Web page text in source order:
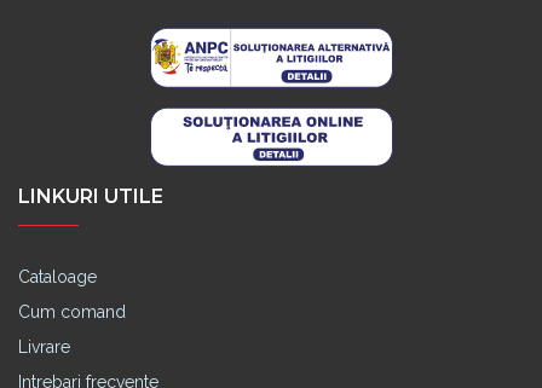
LINKURI UTILE
Cataloage
Cum comand
Livrare
Intrebari frecvente